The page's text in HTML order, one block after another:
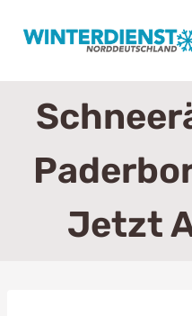
Inhalt
Jetzt